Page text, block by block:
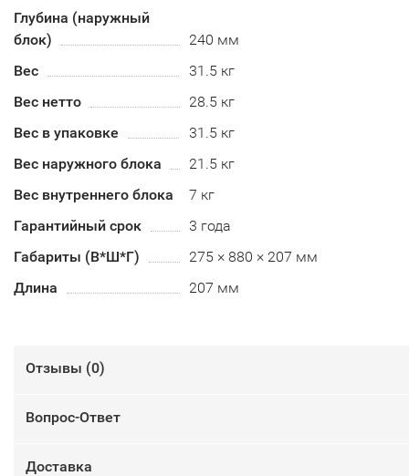
Глубина (наружный
блок)
240 мм
Вес
31.5 кг
Вес нетто
28.5 кг
Вес в упаковке
31.5 кг
Вес наружного блока
21.5 кг
Вес внутреннего блока
7 кг
Гарантийный срок
3 года
Габариты (В*Ш*Г)
275 × 880 × 207 мм
Длина
207 мм
Отзывы (0)
Вопрос-Ответ
Доставка